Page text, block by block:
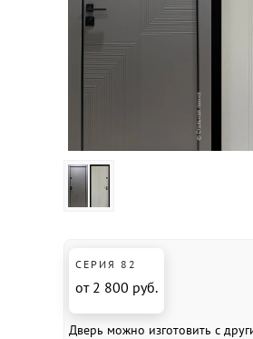
СЕРИЯ 82
от 2 800 руб.
Дверь можно изготовить с